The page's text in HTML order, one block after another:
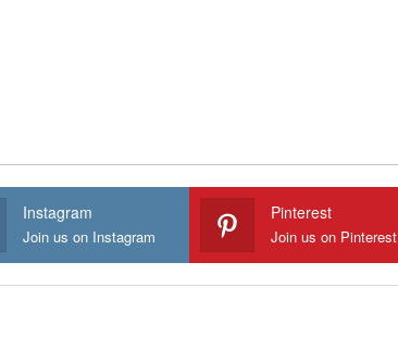
Instagram
Join us on Instagram
Pinterest
Join us on Pinterest